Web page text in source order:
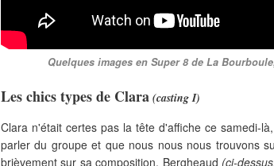
Quelques images en Super 8 de La
Les chics types de Clara (casting I)
Clara n'était certes pas la tête d'affiche ce samedi-
parler du groupe et que nous nous nous trouvons
brièvement sur sa composition. Bergheaud (ci-